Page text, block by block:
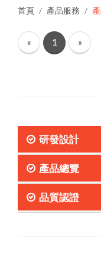
首頁 產品服務
« 1 »
研發設計
產品總覽
品質認證